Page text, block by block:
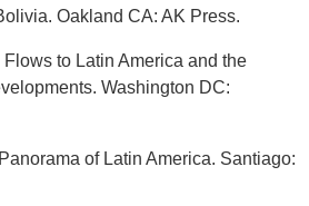
Oakland CA: AK Press.
to Latin America and the
Washington DC:
of Latin America. Santiago: